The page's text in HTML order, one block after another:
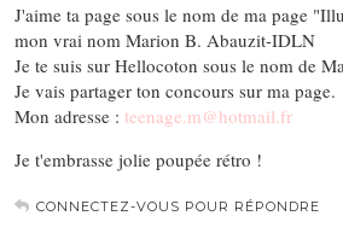
J'aime ta page sous le nom de ma page
mon vrai nom Marion B. Abauzit-IDLN
Je te suis sur Hellocoton sous le nom de
Je vais partager ton concours sur ma page.
Mon adresse : teenage.m@hotmail.fr
Je t'embrasse jolie poupée rétro !
CONNECTEZ-VOUS POUR RÉPONDRE